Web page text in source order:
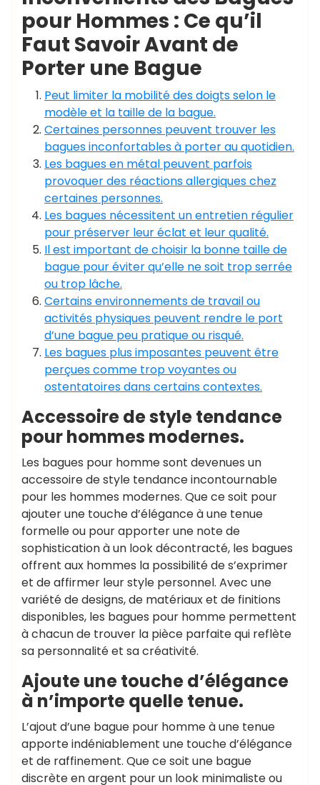
pour Hommes : Ce qu’il
Faut Savoir Avant de
Porter une Bague
Peut limiter la mobilité des doigts selon le
modèle et la taille de la bague.
Certaines personnes peuvent trouver les
bagues inconfortables à porter au quotidien.
Les bagues en métal peuvent parfois
provoquer des réactions allergiques chez
certaines personnes.
Les bagues nécessitent un entretien régulier
pour préserver leur éclat et leur qualité.
Il est important de choisir la bonne taille de
bague pour éviter qu’elle ne soit trop serrée
ou trop lâche.
Certains environnements de travail ou
activités physiques peuvent rendre le port
d’une bague peu pratique ou risqué.
Les bagues plus imposantes peuvent être
perçues comme trop voyantes ou
ostentatoires dans certains contextes.
Accessoire de style tendance
pour hommes modernes.
Les bagues pour homme sont devenues un
accessoire de style tendance incontournable
pour les hommes modernes. Que ce soit pour
ajouter une touche d’élégance à une tenue
formelle ou pour apporter une note de
sophistication à un look décontracté, les bagues
offrent aux hommes la possibilité de s’exprimer
et de affirmer leur style personnel. Avec une
variété de designs, de matériaux et de finitions
disponibles, les bagues pour homme permettent
à chacun de trouver la pièce parfaite qui reflète
sa personnalité et sa créativité.
Ajoute une touche d’élégance
à n’importe quelle tenue.
L’ajout d’une bague pour homme à une tenue
apporte indéniablement une touche d’élégance
et de raffinement. Que ce soit une bague
discrète en argent pour un look minimaliste ou